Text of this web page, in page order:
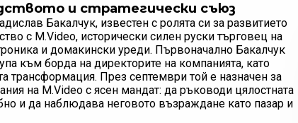
и стратегически съюз
Бакалчук, известен с ролята си за развитието
с M.Video, исторически силен руски търговец на
и домакински уреди. Първоначално Бакалчук
към борда на директорите на компанията, като
трансформация. През септември той е назначен за
на M.Video с ясен мандат: да ръководи цялостната
и да наблюдава неговото възраждане като пазар и